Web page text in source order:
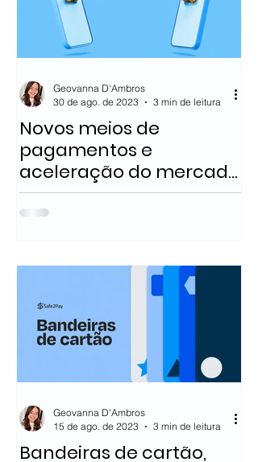
Novos meios de
pagamentos e
aceleração do mercado
online
Geovanna D'Ambros
30 de ago. de 2023
3 min de leitura
Bandeiras de cartão,
Geovanna D'Ambros
15 de ago. de 2023
3 min de leitura